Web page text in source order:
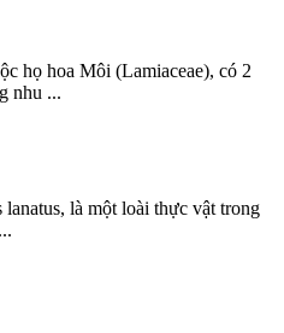
họ hoa Môi (Lamiaceae), có 2
nhu ...
là một loài thực vật trong